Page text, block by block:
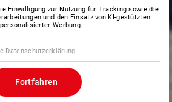
Einwilligung zur Nutzung für Tracking sowie die
und den Einsatz von KI-gestützten
Werbung.
Datenschutzerklärung
Fortfahren